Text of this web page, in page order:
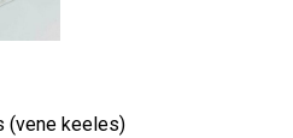
(vene keeles)